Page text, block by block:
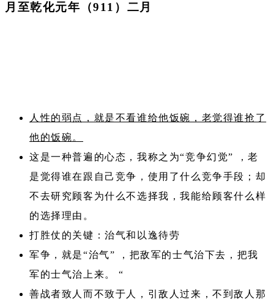
月至乾化元年（911）二月
人性的弱点，就是不看谁给他饭碗，老觉得谁抢了
他的饭碗。
这是一种普遍的心态，我称之为“竞争幻觉” ，老
是觉得谁在跟自己竞争，使用了什么竞争手段；却
不去研究顾客为什么不选择我，我能给顾客什么样
的选择理由。
打胜仗的关键：治气和以逸待劳
军争，就是“治气” ，把敌军的士气治下去，把我
军的士气治上来。 “
善战者致人而不致于人，引敌人过来，不到敌人那